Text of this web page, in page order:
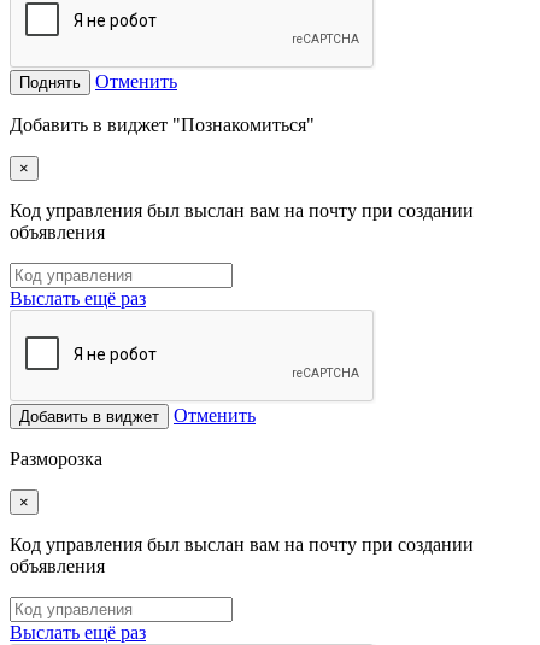
Поднять Отменить
Добавить в виджет "Познакомиться"
×
Код управления был выслан вам на почту при создании
объявления
Выслать ещё раз
Добавить в виджет Отменить
Разморозка
×
Код управления был выслан вам на почту при создании
объявления
Выслать ещё раз